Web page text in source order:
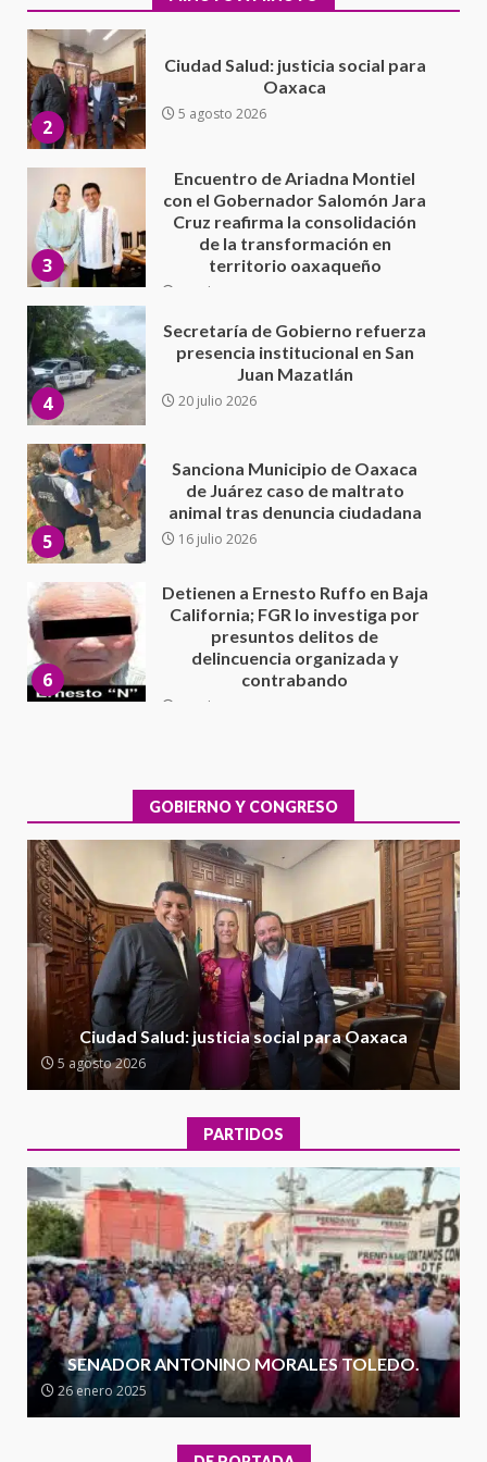
3
con el Gobernador Salomón Jara
Cruz reafirma la consolidación
de la transformación en
4
Secretaría de Gobierno refuerza
presencia institucional en San
Juan Mazatlán
20 julio 2026
5
Sanciona Municipio de Oaxaca
de Juárez caso de maltrato
animal tras denuncia ciudadana
16 julio 2026
6
California; FGR lo investiga por
presuntos delitos de
delincuencia organizada y
contrabando
7
Sin paso carretera Oaxaca-
Cuacnopalan
26 junio 2026
1
integral de las instalaciones de la
Escuela Secundaria General
Moisés Sáenz Garza
5 agosto 2026
2
Ciudad Salud: justicia social para
Oaxaca
5 agosto 2026
3
Encuentro de Ariadna Montiel
con el Gobernador Salomón Jara
Cruz reafirma la consolidación
de la transformación en
territorio oaxaqueño
30 julio 2026
4
presencia institucional en San
Juan Mazatlán
20 julio 2026
5
Sanciona Municipio de Oaxaca
de Juárez caso de maltrato
animal tras denuncia ciudadana
16 julio 2026
Detienen a Ernesto Ruffo en Baja
California; FGR lo investiga por
GOBIERNO Y CONGRESO
Ciudad Salud: justicia social para Oaxaca
5 agosto 2026
PARTIDOS
SENADOR ANTONINO MORALES TOLEDO.
26 enero 2025